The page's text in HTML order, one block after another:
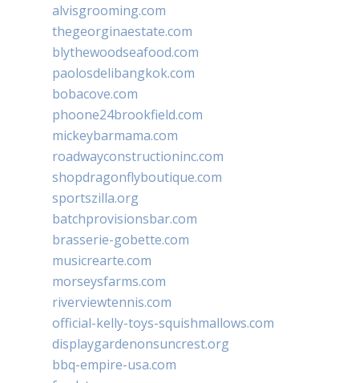
alvisgrooming.com
thegeorginaestate.com
blythewoodseafood.com
paolosdelibangkok.com
bobacove.com
phoone24brookfield.com
mickeybarmama.com
roadwayconstructioninc.com
shopdragonflyboutique.com
sportszilla.org
batchprovisionsbar.com
brasserie-gobette.com
musicrearte.com
morseysfarms.com
riverviewtennis.com
official-kelly-toys-squishmallows.com
displaygardenonsuncrest.org
bbq-empire-usa.com